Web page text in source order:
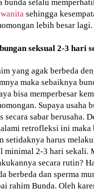
bunda selalu
sehingga
lebih besar lagi.
seksual 2-3 hari
yang agak berbeda
maka sebaiknya
bisa memperbesar
Supaya usaha
secara sabar berusaha.
retrofleksi ini maka
setidaknya harus
minimal 2-3 hari sekali.
secara rutin?
berbeda dan sperma
rahim Bunda. Oleh